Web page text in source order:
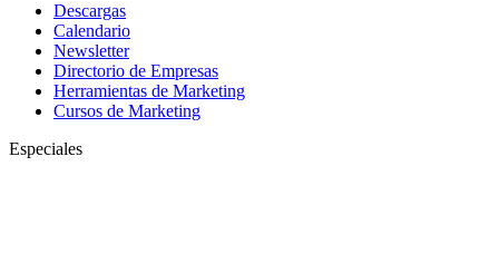
Descargas
Calendario
Newsletter
Directorio de Empresas
Herramientas de Marketing
Cursos de Marketing
Especiales